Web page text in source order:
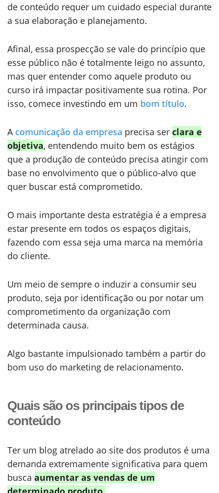
de conteúdo requer um cuidado especial durante
a sua elaboração e planejamento.
Afinal, essa prospecção se vale do princípio que
esse público não é totalmente leigo no assunto,
mas quer entender como aquele produto ou
curso irá impactar positivamente sua rotina. Por
isso, comece investindo em um bom título.
A comunicação da empresa precisa ser clara e
objetiva, entendendo muito bem os estágios
que a produção de conteúdo precisa atingir com
base no envolvimento que o público-alvo que
quer buscar está comprometido.
O mais importante desta estratégia é a empresa
estar presente em todos os espaços digitais,
fazendo com essa seja uma marca na memória
do cliente.
Um meio de sempre o induzir a consumir seu
produto, seja por identificação ou por notar um
comprometimento da organização com
determinada causa.
Algo bastante impulsionado também a partir do
bom uso do marketing de relacionamento.
Quais são os principais tipos de
conteúdo
Ter um blog atrelado ao site dos produtos é uma
demanda extremamente significativa para quem
busca aumentar as vendas de um